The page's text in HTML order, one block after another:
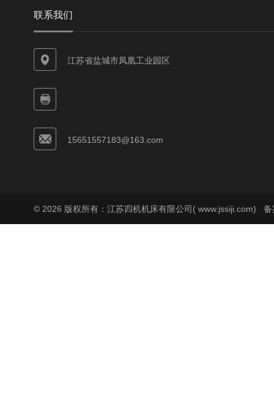
联系我们
江苏省盐城市凤凰工业园区
15651557183@163.com
© 2026 版权所有：江苏四机机床有限公司( www.jssiji.com) 备